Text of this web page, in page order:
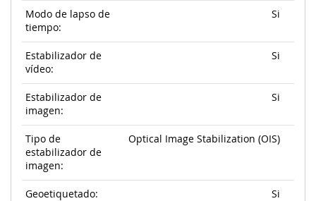
Modo de lapso de
tiempo:
Si
Estabilizador de
vídeo:
Si
Estabilizador de
imagen:
Si
Tipo de
estabilizador de
imagen:
Optical Image Stabilization (OIS)
Geoetiquetado: Si